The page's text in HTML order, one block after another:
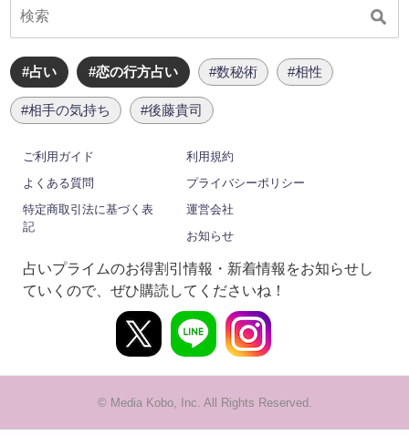
#占い #恋の行方占い #数秘術 #相性
#相手の気持ち #後藤貴司
ご利用ガイド
利用規約
よくある質問
プライバシーポリシー
特定商取引法に基づく表
記
運営会社
お知らせ
占いプライムのお得割引情報・新着情報をお知らせし
ていくので、ぜひ購読してくださいね！
© Media Kobo, Inc. All Rights Reserved.